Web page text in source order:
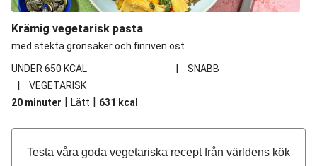
Krämig vegetarisk pasta
med stekta grönsaker och finriven ost
UNDER 650 KCAL
| SNABB
|
VEGETARISK
20 minuter | Lätt | 631 kcal
Testa våra goda vegetariska recept från världens kök